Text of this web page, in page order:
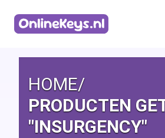
HOME/
PRODUCTEN
"INSURGENCY"